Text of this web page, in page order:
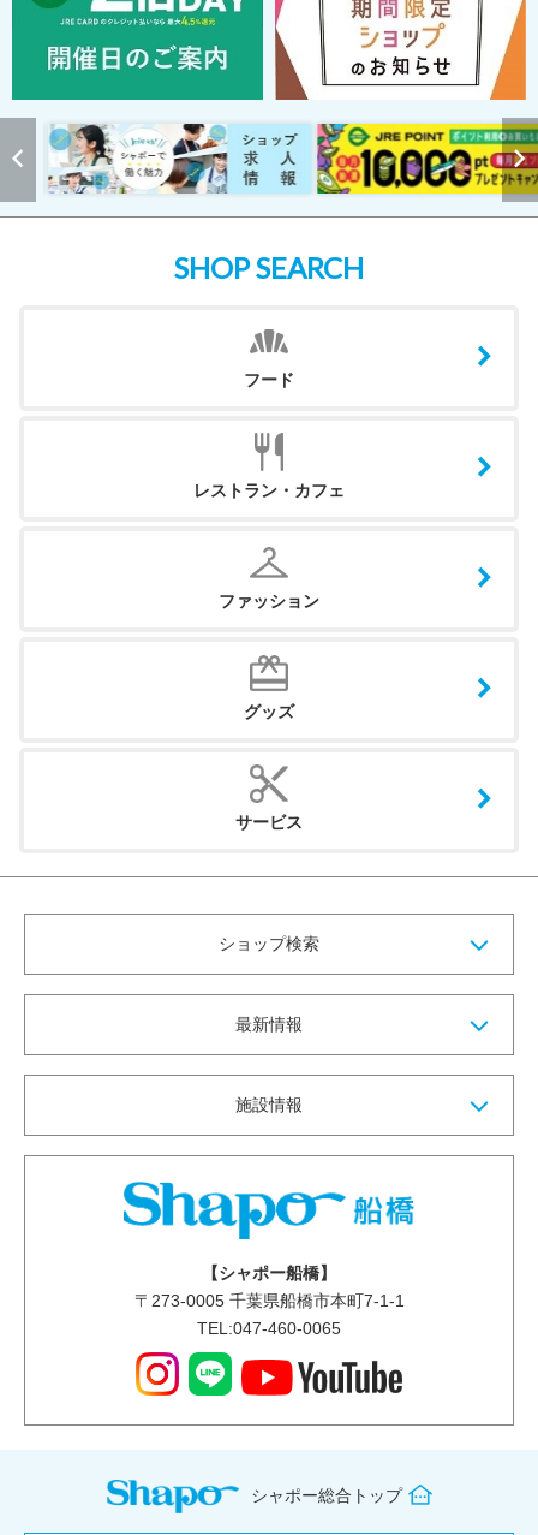
SHOP SEARCH
フード
レストラン・カフェ
ファッション
グッズ
サービス
ショップ検索
最新情報
施設情報
【シャポー船橋】
〒 273-0005千葉県船橋市本町7-1-1
TEL:047-460-0065
シャポー総合トップ